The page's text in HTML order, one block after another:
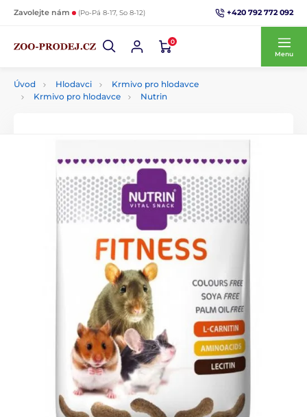
Zavolejte nám (Po-Pá 8-17, So 8-12) +420 792 772 092
0
Menu
Úvod Hlodavci
Krmivo pro hlodavce
Krmivo pro hlodavce
Nutrin